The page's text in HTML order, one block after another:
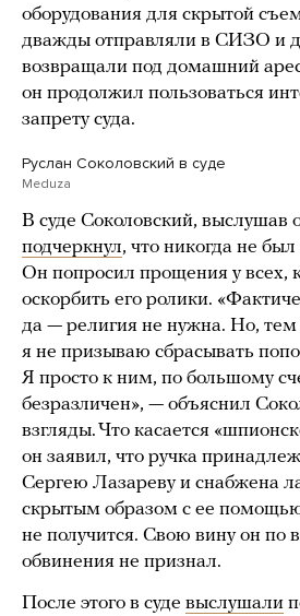
оборудования для скрытой
дважды отправляли в СИЗО и
возвращали под домашний
он продолжил пользоваться
запрету суда.
Руслан Соколовский в суде
Meduza
В суде Соколовский, выслушав
подчеркнул, что никогда не
Он попросил прощения у всех,
оскорбить его ролики.
да — религия не нужна. Но,
я не призываю сбрасывать
Я просто к ним, по большому
безразличен», — объяснил
взгляды. Что касается
он заявил, что ручка
Сергею Лазареву и снабжена
скрытым образом с ее
не получится. Свою вину он по
обвинения не признал.
После этого в суде выслушали